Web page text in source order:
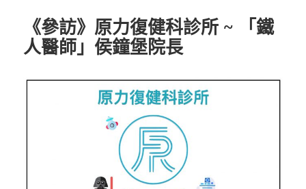
《參訪》原力復健科診所 ~ 「鐵
人醫師」侯鐘堡院長